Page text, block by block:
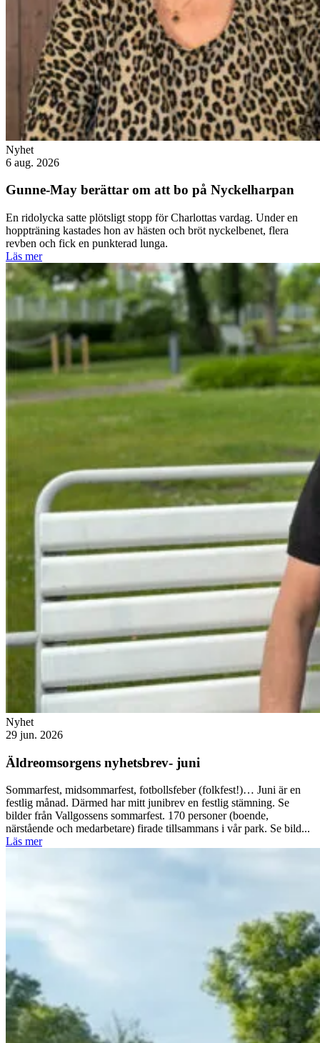
Nyhet
6 aug. 2026
Gunne-May berättar om att bo på Nyckelharpan
En ridolycka satte plötsligt stopp för Charlottas vardag. Under en
hoppträning kastades hon av hästen och bröt nyckelbenet, flera
revben och fick en punkterad lunga.
Läs mer
Nyhet
29 jun. 2026
Äldreomsorgens nyhetsbrev- juni
Sommarfest, midsommarfest, fotbollsfeber (folkfest!)… Juni är en
festlig månad. Därmed har mitt junibrev en festlig stämning. Se
bilder från Vallgossens sommarfest. 170 personer (boende,
närstående och medarbetare) firade tillsammans i vår park. Se bild...
Läs mer